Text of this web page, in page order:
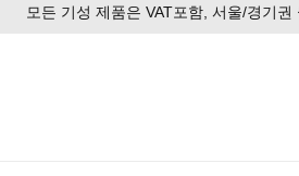
모든 기성 제품은 VAT포함, 서울/경기